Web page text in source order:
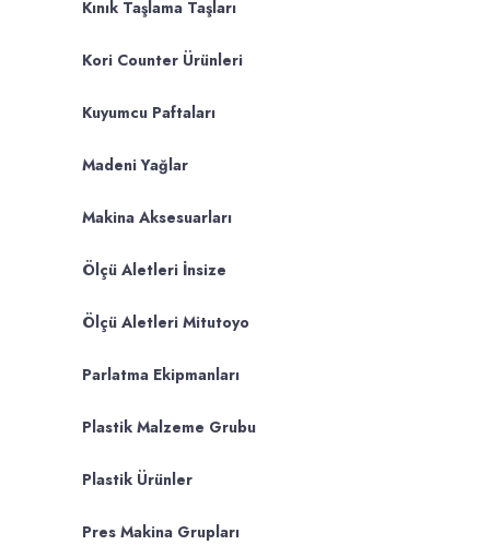
Kınık Taşlama Taşları
Kori Counter Ürünleri
Kuyumcu Paftaları
Madeni Yağlar
Makina Aksesuarları
Ölçü Aletleri İnsize
Ölçü Aletleri Mitutoyo
Parlatma Ekipmanları
Plastik Malzeme Grubu
Plastik Ürünler
Pres Makina Grupları